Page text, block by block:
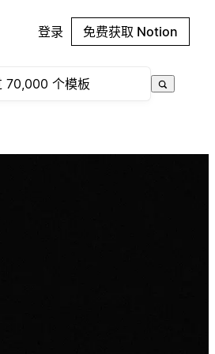
登录 免费获取 Notion